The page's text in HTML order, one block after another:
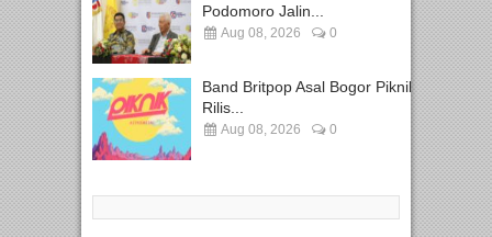
Podomoro Jalin...
Aug 08, 2026 0
Band Britpop Asal Bogor Piknik
Rilis...
Aug 08, 2026 0